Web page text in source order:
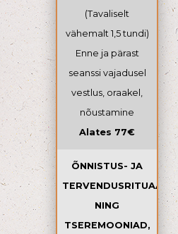
(Tavaliselt
vähemalt 1,5 tundi)
Enne ja pärast
seanssi vajadusel
vestlus, oraakel,
nõustamine
Alates 77€
ÕNNISTUS- JA
TERVENDUSRITUAALID
NING
TSEREMOONIAD,